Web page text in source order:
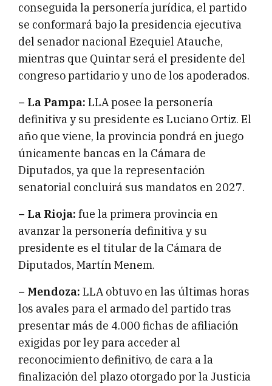
conseguida la personería jurídica, el partido
se conformará bajo la presidencia ejecutiva
del senador nacional Ezequiel Atauche,
mientras que Quintar será el presidente del
congreso partidario y uno de los apoderados.
– La Pampa: LLA posee la personería
definitiva y su presidente es Luciano Ortiz. El
año que viene, la provincia pondrá en juego
únicamente bancas en la Cámara de
Diputados, ya que la representación
senatorial concluirá sus mandatos en 2027.
– La Rioja: fue la primera provincia en
avanzar la personería definitiva y su
presidente es el titular de la Cámara de
Diputados, Martín Menem.
– Mendoza: LLA obtuvo en las últimas horas
los avales para el armado del partido tras
presentar más de 4.000 fichas de afiliación
exigidas por ley para acceder al
reconocimiento definitivo, de cara a la
finalización del plazo otorgado por la Justicia